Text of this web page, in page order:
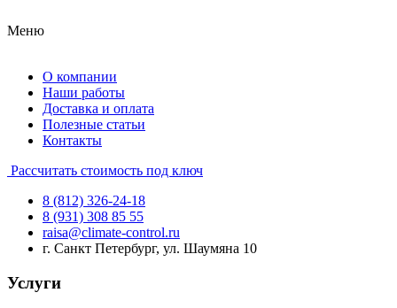
Меню
О компании
Наши работы
Доставка и оплата
Полезные статьи
Контакты
Рассчитать стоимость под ключ
8 (812) 326-24-18
8 (931) 308 85 55
raisa@climate-control.ru
г. Санкт Петербург, ул. Шаумяна 10
Услуги